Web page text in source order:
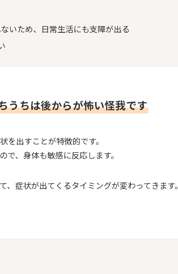
いため、日常生活にも支障が出る
うちは後からが怖い怪我です
を出すことが特徴的です。
、身体も敏感に反応します。
症状が出てくるタイミングが変わってきます。